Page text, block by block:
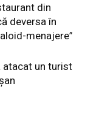
din
deversa în
menajere”
atacat un turist